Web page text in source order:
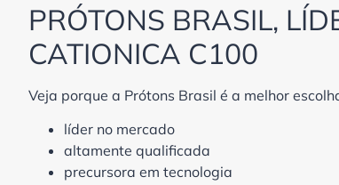
PRÓTONS BRASIL,
CATIONICA C100
Veja porque a Prótons Brasil é a melhor
líder no mercado
altamente qualificada
precursora em tecnologia